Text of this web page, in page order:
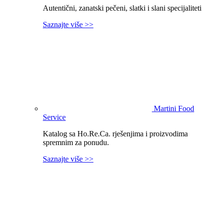
Autentični, zanatski pečeni, slatki i slani specijaliteti
Saznajte više >>
Martini Food
Service
Katalog sa Ho.Re.Ca. rješenjima i proizvodima
spremnim za ponudu.
Saznajte više >>